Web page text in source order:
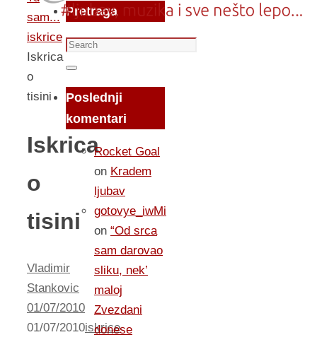
sam...
iskrice
Iskrica
o
tisini
Iskrica
o
tisini
Vladimir
Stankovic
01/07/2010
01/07/2010iskrice
Pretraga
Search
for:
Search
Poslednji
komentari
Rocket Goal
on Kradem
ljubav
gotovye_iwMi
on “Od srca
sam darovao
sliku, nek’
maloj
Zvezdani
donese